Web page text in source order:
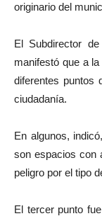
originario del
El Subdirector
manifestó que a
diferentes puntos
ciudadanía.
En algunos,
son espacios con
peligro por el tipo
El tercer punto